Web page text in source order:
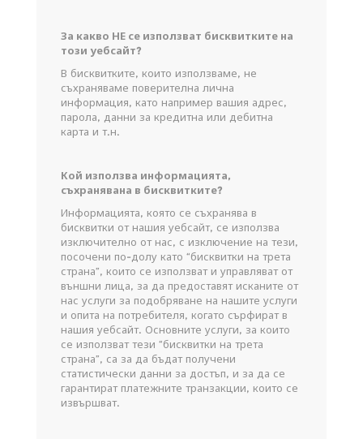
За какво НЕ се използват бисквитките на
този уебсайт?
В бисквитките, които използваме, не
съхраняваме поверителна лична
информация, като например вашия адрес,
парола, данни за кредитна или дебитна
карта и т.н.
Кой използва информацията,
съхранявана в бисквитките?
Информацията, която се съхранява в
бисквитки от нашия уебсайт, се използва
изключително от нас, с изключение на тези,
посочени по-долу като “бисквитки на трета
страна”, които се използват и управляват от
външни лица, за да предоставят исканите от
нас услуги за подобряване на нашите услуги
и опита на потребителя, когато сърфират в
нашия уебсайт. Основните услуги, за които
се използват тези “бисквитки на трета
страна”, са за да бъдат получени
статистически данни за достъп, и за да се
гарантират платежните транзакции, които се
извършват.